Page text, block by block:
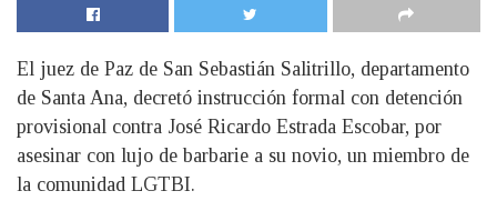
El juez de Paz de San Sebastián Salitrillo, departamento
de Santa Ana, decretó instrucción formal con detención
provisional contra José Ricardo Estrada Escobar, por
asesinar con lujo de barbarie a su novio, un miembro de
la comunidad LGTBI.